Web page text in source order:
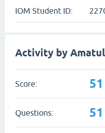
IOM Student ID:
Activity by
Score: 51
Questions: 51